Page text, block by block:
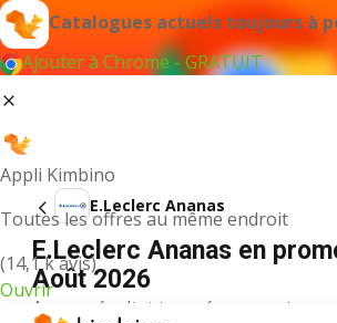
Catalogues actuels toujours à
Ajouter à Chrome - GRATUIT
Appli Kimbino
Toutes les offres au même endroit
(14,1 k avis)
Ouvrir
E.Leclerc Ananas
E.Leclerc Ananas en
Août 2026
Aucun résultat trouvé pour ce terme.